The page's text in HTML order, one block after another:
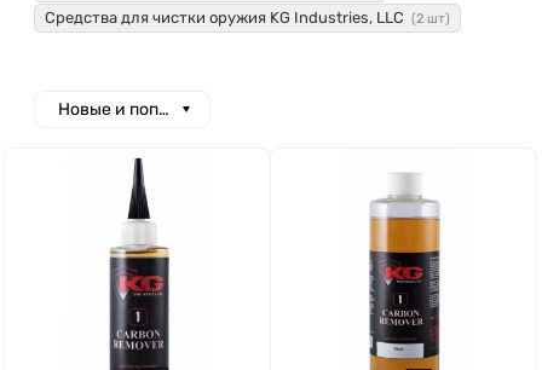
Средства для чистки оружия KG Industries, LLC (2 шт)
Новые и популярные